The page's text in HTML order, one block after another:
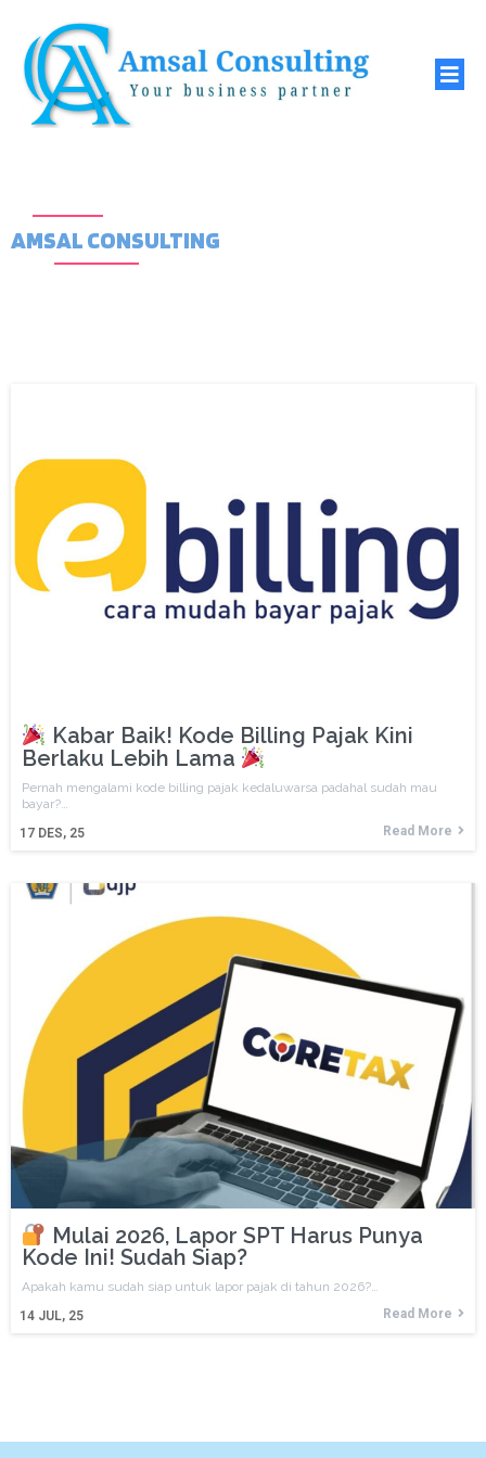
AMSAL CONSULTING
Kabar Baik! Kode Billing Pajak Kini
Berlaku Lebih Lama
17 DES, 25
Pernah mengalami kode billing pajak kedaluwarsa padahal sudah mau
bayar?…
Read More
Mulai 2026, Lapor SPT Harus Punya
Kode Ini! Sudah Siap?
14 JUL, 25
Apakah kamu sudah siap untuk lapor pajak di tahun 2026?…
Read More